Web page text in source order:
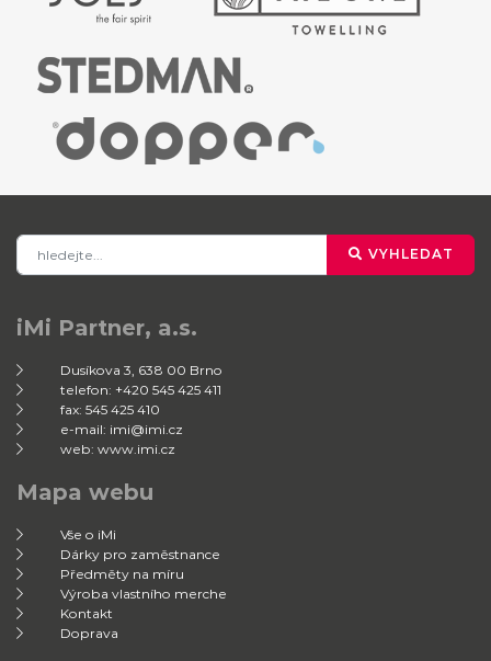
VYHLEDAT
iMi Partner, a.s.
Dusíkova 3, 638 00 Brno
telefon: +420 545 425 411
fax: 545 425 410
e-mail: imi@imi.cz
web: www.imi.cz
Mapa webu
Vše o iMi
Dárky pro zaměstnance
Předměty na míru
Výroba vlastního merche
Kontakt
Doprava